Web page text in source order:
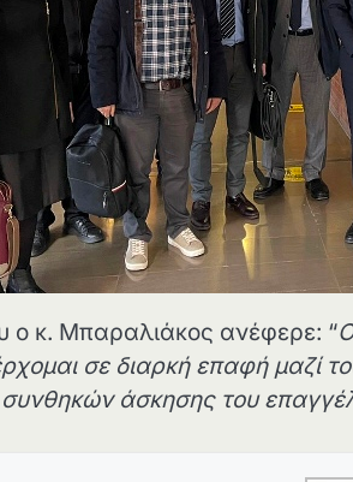
ο κ. Μπαραλιάκος ανέφερε: “
σε διαρκή επαφή μαζί
άσκησης του